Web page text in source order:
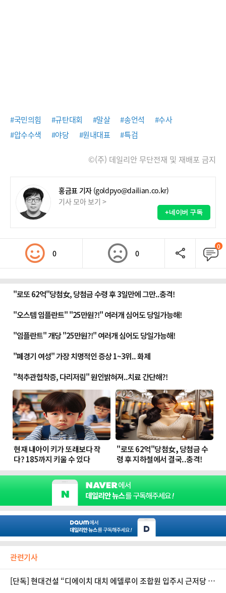
#국민의힘 #규탄대회 #말살 #송언석
#수사
#압수수색
#야당 #원내대표 #특검
©(주) 데일리안 무단전재 및 재배포 금지
홍금표 기자 (goldpyo@dailian.co.kr)
기사 모아 보기 >
+네이버 구독
0 0
0
관련기사
[단독] 현대건설 “디에이치 대치 에델루이 조합원 입주시 근저당 설